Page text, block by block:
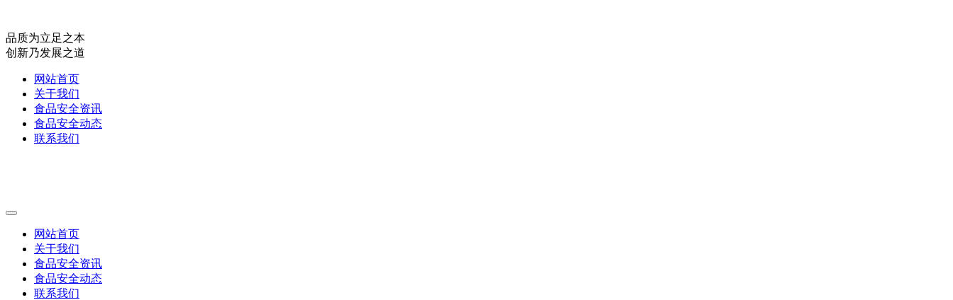
品质为立足之本
创新乃发展之道
网站首页
关于我们
食品安全资讯
食品安全动态
联系我们
网站首页
关于我们
食品安全资讯
食品安全动态
联系我们